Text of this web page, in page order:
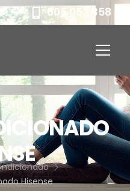
605 053 358
Hisense